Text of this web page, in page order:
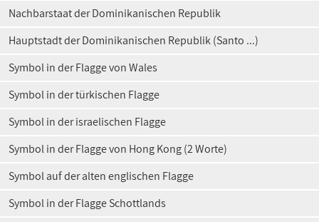
Nachbarstaat der Dominikanischen Republik
Hauptstadt der Dominikanischen Republik (Santo ...)
Symbol in der Flagge von Wales
Symbol in der türkischen Flagge
Symbol in der israelischen Flagge
Symbol in der Flagge von Hong Kong (2 Worte)
Symbol auf der alten englischen Flagge
Symbol in der Flagge Schottlands